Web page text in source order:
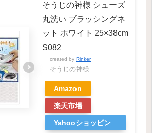
そうじの神様 シューズ
丸洗い ブラッシングネ
ット ホワイト 25×38cm
S082
created by Rinker
そうじの神様
Amazon
楽天市場
Yahooショッピン